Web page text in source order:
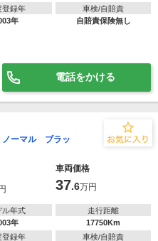
登録年
年
車検/自賠責
自賠責保険無し
電話をかける
ーマル ブラッ
車両価格
37.6万円
ル年式
年
走行距離
17750Km
登録年
車検/自賠責